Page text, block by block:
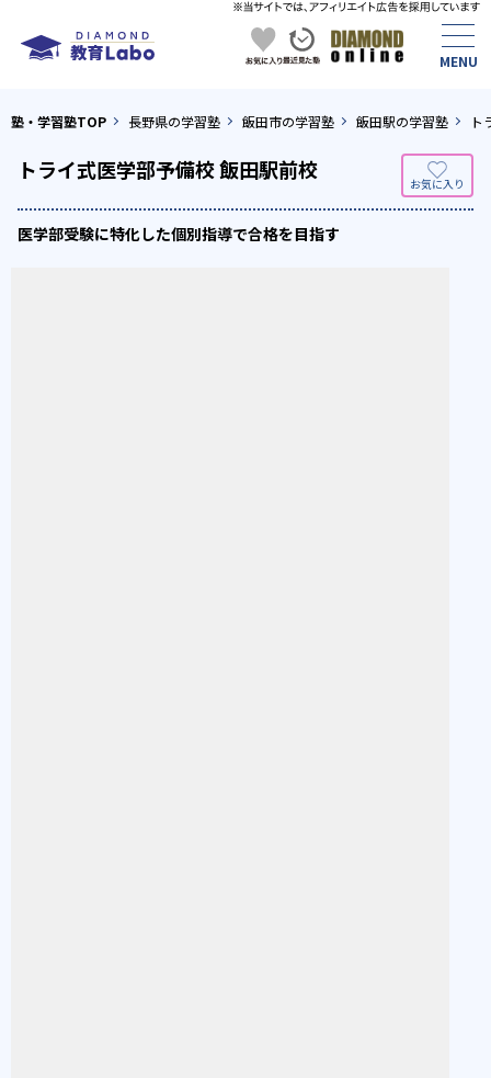
塾・学習塾TOP 長野県の学習塾 飯田市の学習塾 飯田駅の学習塾 ト
トライ式医学部予備校 飯田駅前校
医学部受験に特化した個別指導で合格を目指す